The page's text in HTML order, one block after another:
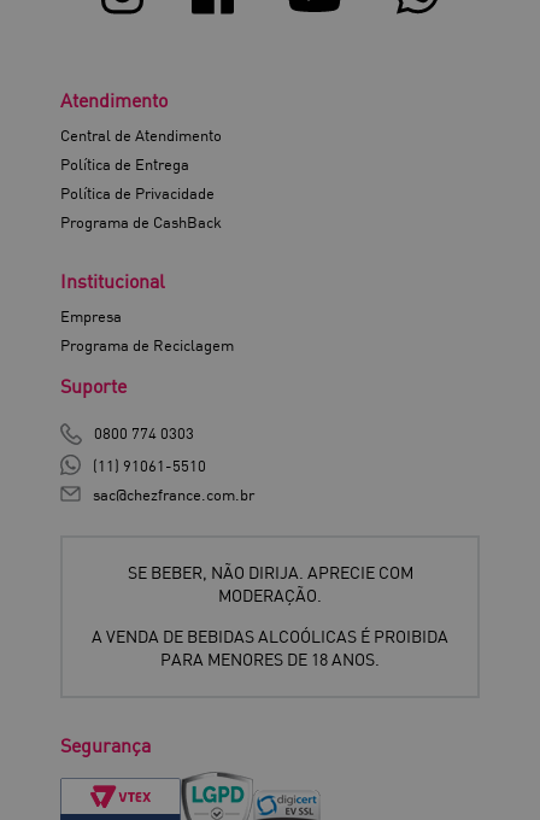
Atendimento
Central de Atendimento
Política de Entrega
Política de Privacidade
Programa de CashBack
Institucional
Empresa
Programa de Reciclagem
Suporte
0800 774 0303
(11) 91061-5510
sac@chezfrance.com.br
SE BEBER, NÃO DIRIJA. APRECIE COM
MODERAÇÃO.
A VENDA DE BEBIDAS ALCOÓLICAS É PROIBIDA
PARA MENORES DE 18 ANOS.
Segurança